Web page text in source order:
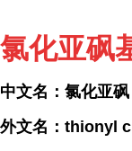
氯化亚砜
中文名：氯化亚砜
外文名：thionyl